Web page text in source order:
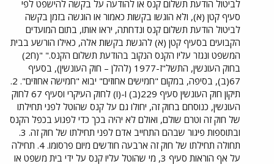
לביטול הודעת תשלום קנס או להודעה על בקשה להישפט לפי
סעיף קטן (א), ולא הוגשו בקשות כאמור או הוגשה בזמן בקשה
לביטול הודעת תשלום קנס ונדחתה, יראו אותו, בתום המועדים
הקבועים בסעיף קטן (א) להגשת בקשות אלה, כאילו הורשע בבית
המשפט ונגזר עליו הקנס הנקוב בהודעת תשלום הקנס." "(ח2)
בחוק העונשין, התשל"ז-1977 (להלן – חוק העונשין), בסעיף
67(ב), בסיפה, במקום "חמישים אחוזים" יבוא "חמישה אחוזים". 2.
תיקון חוק העונשין סעיף 229(ב) ו-(ו) לחוק העיקרי וסעיף 67 לחוק
העונשין, כנוסחם בחוק זה, יחולו גם על קנס שהוטל לפני תחילתו
של חוק זה וטרם שולם, ואולם לא יהיה בכך כדי לפגוע בכפל הקנס
ובתוספות פיגור שבהם התחייב אדם לפני תחילתו של חוק זה. 3.
תחולה תחילתו של חוק זה ארבעה חודשים מיום פרסומו. 4. תחילה
על אף הוראות סעיף 3, מי שהוטל עליו קנס על ידי בית משפט או